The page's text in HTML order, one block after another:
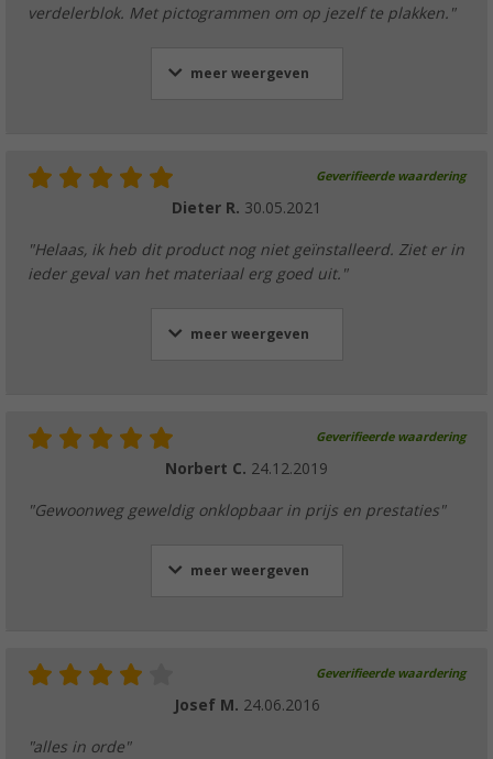
verdelerblok. Met pictogrammen om op jezelf te plakken."
meer weergeven
Geverifieerde waardering
Dieter R. 30.05.2021
"Helaas, ik heb dit product nog niet geïnstalleerd. Ziet er in
ieder geval van het materiaal erg goed uit."
meer weergeven
Geverifieerde waardering
Norbert C. 24.12.2019
"Gewoonweg geweldig onklopbaar in prijs en prestaties"
meer weergeven
Geverifieerde waardering
Josef M. 24.06.2016
"alles in orde"